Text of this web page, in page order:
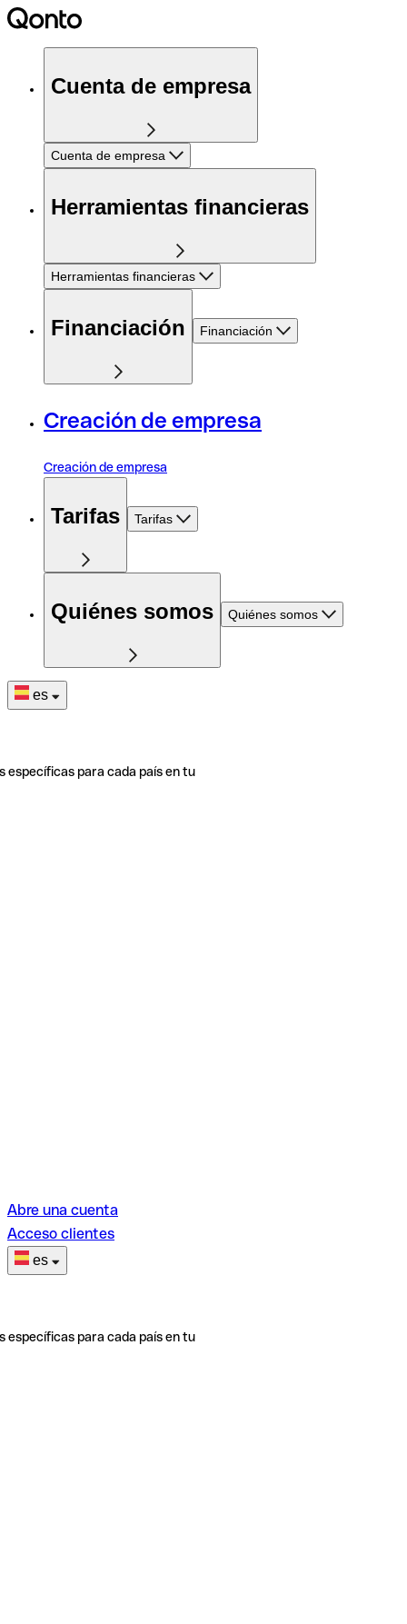
Cuenta de empresa
Cuenta de empresa
Herramientas financieras
Herramientas financieras
Financiación Financiación
Creación de empresa
Creación de empresa
Tarifas Tarifas
Quiénes somos Quiénes somos
es
específicas para cada país en tu
Abre una cuenta
Acceso clientes
es
específicas para cada país en tu